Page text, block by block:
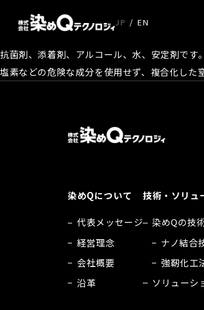
JP EN
抗菌剤、添着剤、アルコール、水、安定剤です。
塩素などの危険な成分を使用せず、複合化した
染めQについて
代表メッセージ
経営理念
会社概要
沿革
技術・ソリュ
染めQの技
ナノ結合
強靭化工
ソリューシ